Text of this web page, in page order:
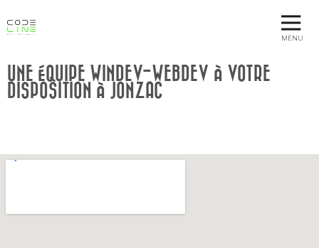
MENU
UNE ÉQUIPE WINDEV-WEBDEV À VOTRE
DISPOSITION À JONZAC